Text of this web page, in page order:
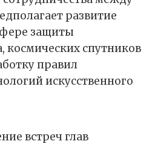
развитие
защиты
космических спутников
правил
искусственного
встреч глав